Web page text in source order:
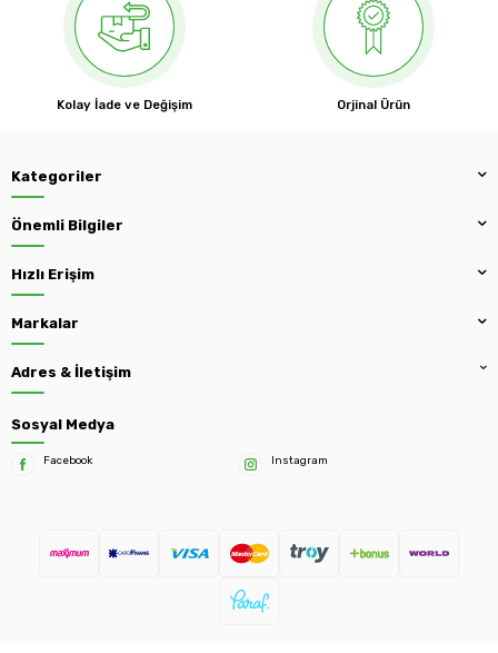
Kolay İade ve Değişim Orjinal Ürün
Kategoriler
Önemli Bilgiler
Hızlı Erişim
Markalar
Adres & İletişim
Sosyal Medya
Facebook Instagram